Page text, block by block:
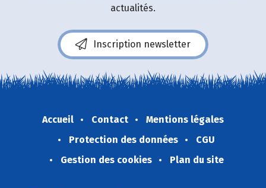
actualités.
Inscription newsletter
Accueil Contact
Mentions légales
Protection des données
CGU
Gestion des cookies
Plan du site